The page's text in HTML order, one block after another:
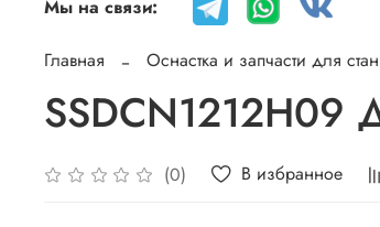
Мы на связи:
Главная Оснастка и запчасти для
SSDCN1212H09
(0) В избранное